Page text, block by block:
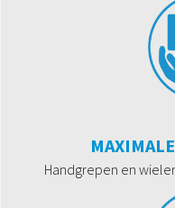
Handgrepen en